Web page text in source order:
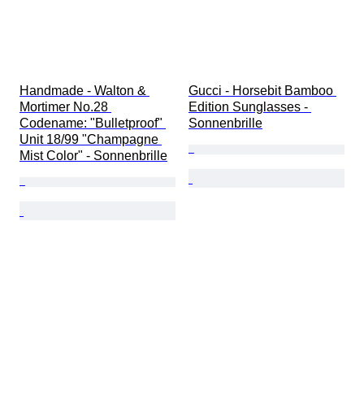
Handmade - Walton &
Mortimer No.28
Codename: "Bulletproof"
Unit 18/99 "Champagne
Mist Color" - Sonnenbrille
Gucci - Horsebit Bamboo
Edition Sunglasses -
Sonnenbrille